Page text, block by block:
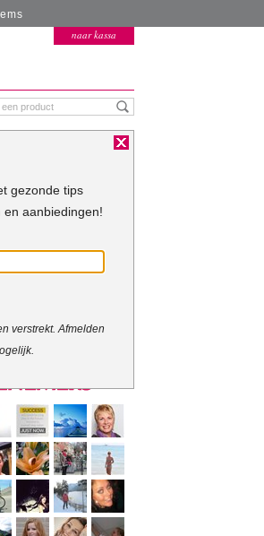
geen artikelen in de
naar kassa
gezonde tips
aanbiedingen!
verstrekt. Afmelden